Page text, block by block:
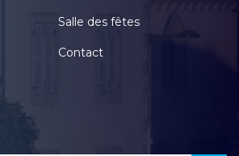
Salle des fêtes
Contact